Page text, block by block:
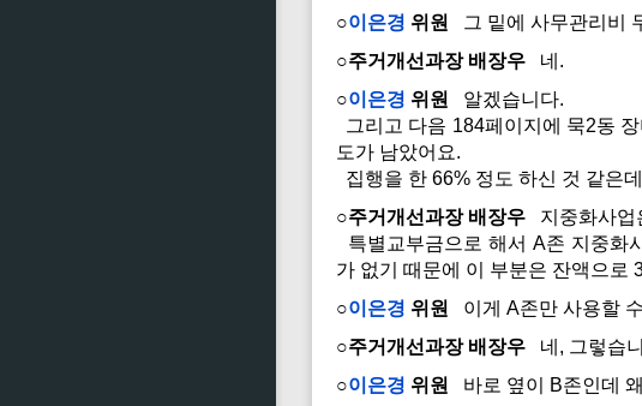
○이은경 위원
그 밑에 사무관리비
○주거개선과장 배장우 네.
○이은경 위원
알겠습니다.
그리고 다음 184페이지에 묵2동
도가 남았어요.
집행을 한 66% 정도 하신 것 같은
○주거개선과장 배장우 지중화사업
특별교부금으로 해서 A존 지중화
가 없기 때문에 이 부분은 잔액으로
○이은경 위원
이게 A존만 사용할
○주거개선과장 배장우 네, 그렇습
○이은경 위원 바로 옆이 B존인데